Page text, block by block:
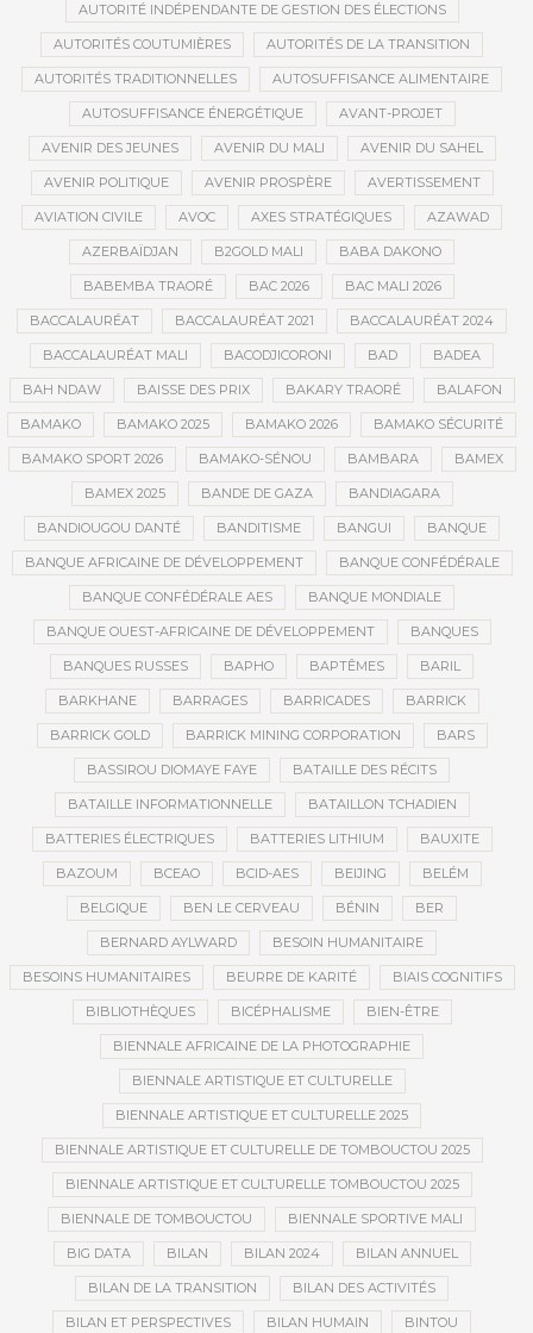
AUTORITÉ INDÉPENDANTE DE GESTION DES ÉLECTIONS
AUTORITÉS COUTUMIÈRES AUTORITÉS DE LA TRANSITION
AUTORITÉS TRADITIONNELLES AUTOSUFFISANCE ALIMENTAIRE
AUTOSUFFISANCE ÉNERGÉTIQUE AVANT-PROJET
AVENIR DES JEUNES AVENIR DU MALI AVENIR DU SAHEL
AVENIR POLITIQUE AVENIR PROSPÈRE AVERTISSEMENT
AVIATION CIVILE AVOC AXES STRATÉGIQUES AZAWAD
AZERBAÏDJAN B2GOLD MALI BABA DAKONO
BABEMBA TRAORÉ BAC 2026 BAC MALI 2026
BACCALAURÉAT BACCALAURÉAT 2021 BACCALAURÉAT 2024
BACCALAURÉAT MALI BACODJICORONI BAD BADEA
BAH NDAW BAISSE DES PRIX BAKARY TRAORÉ BALAFON
BAMAKO BAMAKO 2025 BAMAKO 2026 BAMAKO SÉCURITÉ
BAMAKO SPORT 2026 BAMAKO-SÉNOU BAMBARA BAMEX
BAMEX 2025 BANDE DE GAZA BANDIAGARA
BANDIOUGOU DANTÉ BANDITISME BANGUI BANQUE
BANQUE AFRICAINE DE DÉVELOPPEMENT BANQUE CONFÉDÉRALE
BANQUE CONFÉDÉRALE AES BANQUE MONDIALE
BANQUE OUEST-AFRICAINE DE DÉVELOPPEMENT BANQUES
BANQUES RUSSES BAPHO BAPTÊMES BARIL
BARKHANE BARRAGES BARRICADES BARRICK
BARRICK GOLD BARRICK MINING CORPORATION BARS
BASSIROU DIOMAYE FAYE BATAILLE DES RÉCITS
BATAILLE INFORMATIONNELLE BATAILLON TCHADIEN
BATTERIES ÉLECTRIQUES BATTERIES LITHIUM BAUXITE
BAZOUM BCEAO BCID-AES BEIJING BELÉM
BELGIQUE BEN LE CERVEAU BÉNIN BER
BERNARD AYLWARD BESOIN HUMANITAIRE
BESOINS HUMANITAIRES BEURRE DE KARITÉ BIAIS COGNITIFS
BIBLIOTHÈQUES BICÉPHALISME BIEN-ÊTRE
BIENNALE AFRICAINE DE LA PHOTOGRAPHIE
BIENNALE ARTISTIQUE ET CULTURELLE
BIENNALE ARTISTIQUE ET CULTURELLE 2025
BIENNALE ARTISTIQUE ET CULTURELLE DE TOMBOUCTOU 2025
BIENNALE ARTISTIQUE ET CULTURELLE TOMBOUCTOU 2025
BIENNALE DE TOMBOUCTOU BIENNALE SPORTIVE MALI
BIG DATA BILAN BILAN 2024 BILAN ANNUEL
BILAN DE LA TRANSITION BILAN DES ACTIVITÉS
BILAN ET PERSPECTIVES BILAN HUMAIN BINTOU